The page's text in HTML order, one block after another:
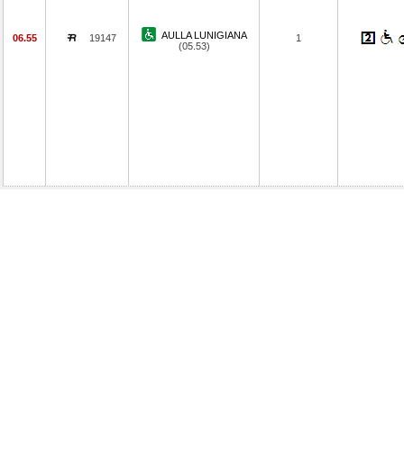
06.55 19147
AULLA LUNIGIANA
(05.53)
1